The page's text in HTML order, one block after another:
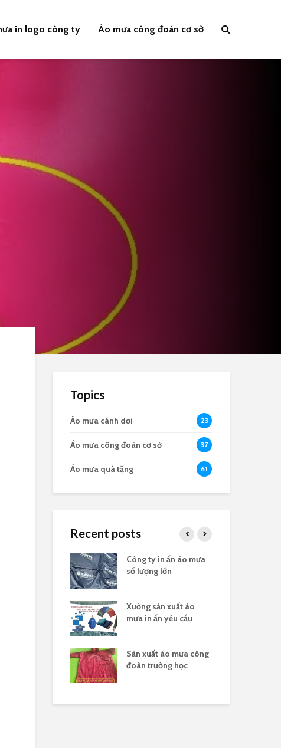
in logo công ty Áo mưa công đoàn cơ sở
Topics
Áo mưa cánh dơi 23
Áo mưa công đoàn cơ sở 37
Áo mưa quà tặng 61
Recent posts
Công ty in ấn áo mưa
số lượng lớn
Xưởng sản xuất áo
mưa in ấn yêu cầu
Sản xuất áo mưa công
đoàn trường học